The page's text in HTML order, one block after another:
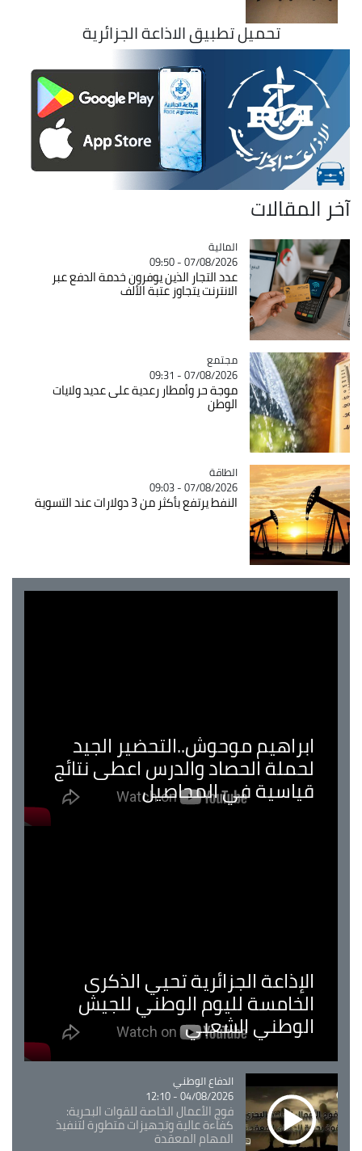
تحميل تطبيق الاذاعة الجزائرية
آخر المقالات
Catégorie
المالية
07/08/2026 - 09:50
عدد التجار الذين يوفرون خدمة الدفع عبر
الانترنت يتجاوز عتبة الألف
Catégorie
مجتمع
07/08/2026 - 09:31
موجة حر وأمطار رعدية على عديد ولايات
الوطن
Catégorie
الطاقة
07/08/2026 - 09:03
النفط يرتفع بأكثر من 3 دولارات عند التسوية
ابراهيم موحوش..التحضير الجيد
لحملة الحصاد والدرس اعطى نتائج
قياسية في المحاصيل
الإذاعة الجزائرية تحيي الذكرى
الخامسة لليوم الوطني للجيش
الوطني الشعبي
Catégorie
الدفاع الوطني
04/08/2026 - 12:10
فوج الأعمال الخاصة للقوات البحرية:
كفاءة عالية وتجهيزات متطورة لتنفيذ
المهام المعقدة